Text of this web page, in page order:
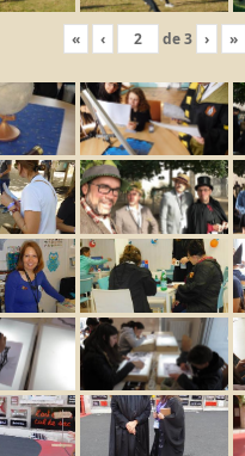
« ‹ de3 › »